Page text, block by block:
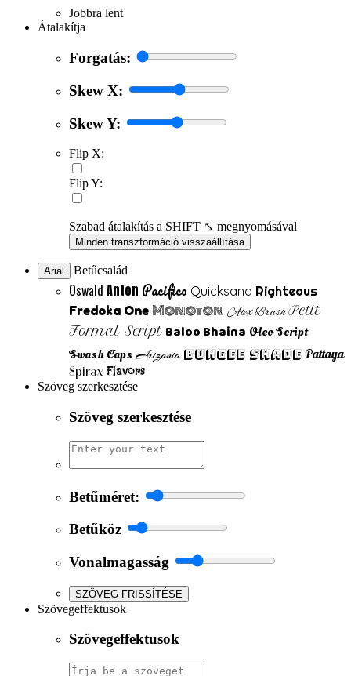
Jobbra lent
Átalakítja
Forgatás:
Skew X:
Skew Y:
Flip X:
Flip Y:
Szabad átalakítás a SHIFT ⤡ megnyomásával
Minden transzformáció visszaállítása
Arial Betűcsalád
Oswald Anton Pacifico Quicksand Righteous
Fredoka One Monoton Alex Brush Petit
Formal Script Baloo Bhaina Oleo Script
Swash Caps Arizonia Bungee ShadePattaya
Spirax Flavors
Szöveg szerkesztése
Szöveg szerkesztése
Betűméret:
Betűköz
Vonalmagasság
SZÖVEG FRISSÍTÉSE
Szövegeffektusok
Szövegeffektusok